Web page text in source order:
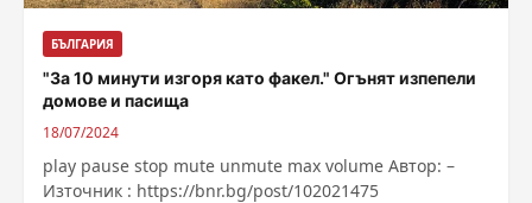
БЪЛГАРИЯ
"За 10 минути изгоря като факел." Огънят изпепели
домове и пасища
18/07/2024
play pause stop mute unmute max volume Автор: –
Източник : https://bnr.bg/post/102021475